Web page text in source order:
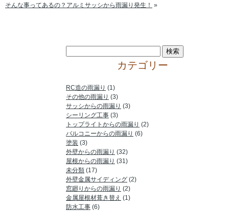
そんな事ってあるの？アルミサッシから雨漏り発生！ »
カテゴリー
RC造の雨漏り (1)
その他の雨漏り (3)
サッシからの雨漏り (3)
シーリング工事 (3)
トップライトからの雨漏り (2)
バルコニーからの雨漏り (6)
塗装 (3)
外壁からの雨漏り (32)
屋根からの雨漏り (31)
未分類 (17)
外壁金属サイディング (2)
窓廻りからの雨漏り (2)
金属屋根材葺き替え (1)
防水工事 (6)